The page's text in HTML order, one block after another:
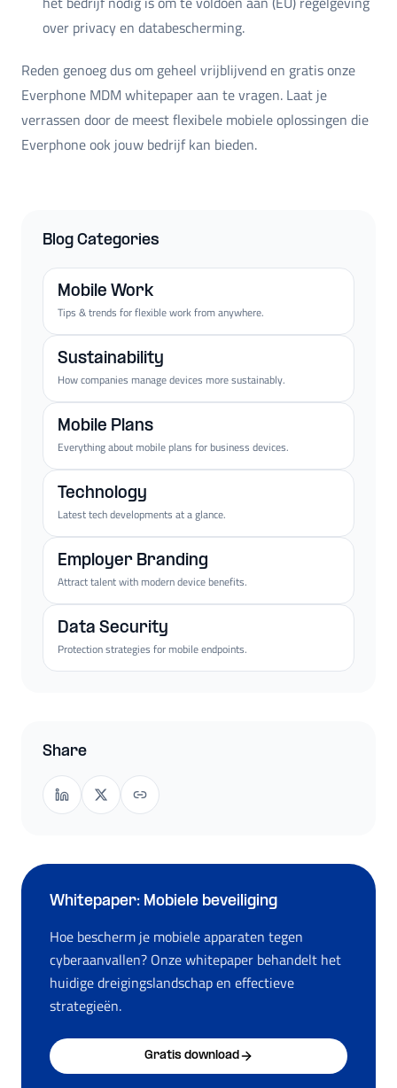
over privacy en databescherming.
Reden genoeg dus om geheel vrijblijvend en gratis onze
Everphone MDM whitepaper aan te vragen. Laat je
verrassen door de meest flexibele mobiele oplossingen die
Everphone ook jouw bedrijf kan bieden.
Blog Categories
Mobile Work
Tips & trends for flexible work from anywhere.
Sustainability
How companies manage devices more sustainably.
Mobile Plans
Everything about mobile plans for business devices.
Technology
Latest tech developments at a glance.
Employer Branding
Attract talent with modern device benefits.
Data Security
Protection strategies for mobile endpoints.
Share
Whitepaper: Mobiele beveiliging
Hoe bescherm je mobiele apparaten tegen
cyberaanvallen? Onze whitepaper behandelt het
huidige dreigingslandschap en effectieve
strategieën.
Gratis download